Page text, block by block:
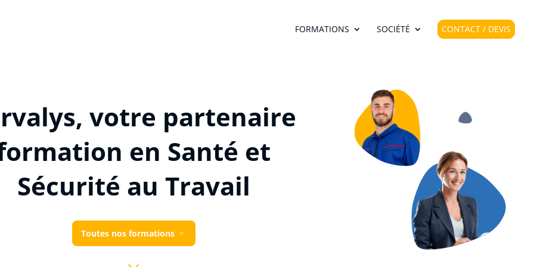
FORMATIONS SOCIÉTÉ CONTACT / DEVIS
votre partenaire
en Santé et
Sécurité au Travail
Toutes nos formations